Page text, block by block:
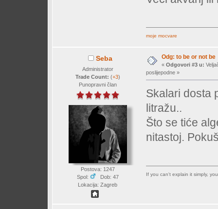
moje mocvare
Seba
Administrator
Trade Count: (+3)
Punopravni član
Postova: 1247
Spol:
Dob: 47
Lokacija: Zagreb
Odg: to be or not be
« Odgovori #3 u:
poslijepodne »
Skalari dosta
litražu..
Što se tiće
nitastoj.
If you can't explain it simply,